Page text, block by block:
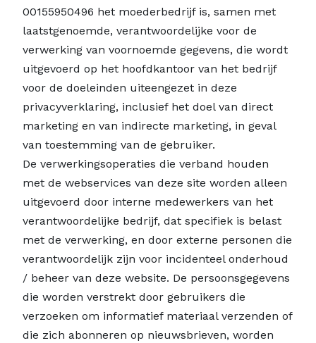
00155950496 het moederbedrijf is, samen met
laatstgenoemde, verantwoordelijke voor de
verwerking van voornoemde gegevens, die wordt
uitgevoerd op het hoofdkantoor van het bedrijf
voor de doeleinden uiteengezet in deze
privacyverklaring, inclusief het doel van direct
marketing en van indirecte marketing, in geval
van toestemming van de gebruiker.
De verwerkingsoperaties die verband houden
met de webservices van deze site worden alleen
uitgevoerd door interne medewerkers van het
verantwoordelijke bedrijf, dat specifiek is belast
met de verwerking, en door externe personen die
verantwoordelijk zijn voor incidenteel onderhoud
/ beheer van deze website. De persoonsgegevens
die worden verstrekt door gebruikers die
verzoeken om informatief materiaal verzenden of
die zich abonneren op nieuwsbrieven, worden